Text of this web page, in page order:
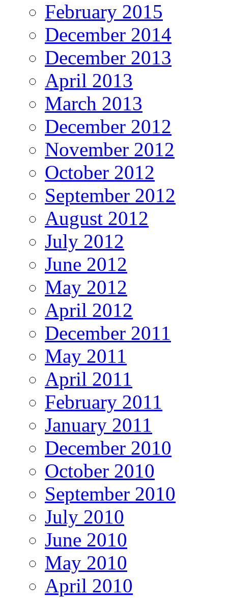
February 2015
December 2014
December 2013
April 2013
March 2013
December 2012
November 2012
October 2012
September 2012
August 2012
July 2012
June 2012
May 2012
April 2012
December 2011
May 2011
April 2011
February 2011
January 2011
December 2010
October 2010
September 2010
July 2010
June 2010
May 2010
April 2010